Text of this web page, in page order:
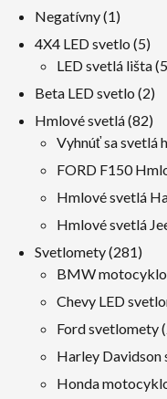
Negatívny 11
produkt
4X4 LED svetlo 55
LED svetlá lišta 5
Beta LED svetlo 22
Hmlové svetlá 8282
Vyhnúť sa svetlá
FORD F150
Hmlové svetlá
Hmlové svetlá
Svetlomety 281281
BMW
Chevy LED
Ford svetlomety
Harley Davidson
Honda